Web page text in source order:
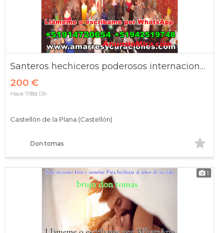
Santeros hechiceros poderosos internacionales
200 €
Don tomas
Castellón de la Plana (Castellón)
Hace 1118d 13h
1